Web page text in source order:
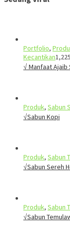
Portfolio,
Kecantikan
√ Manfaat Ajaib
Produk, Sabun
√Sabun Kopi
Produk, Sabun
√Sabun Sereh
Produk, Sabun
√Sabun